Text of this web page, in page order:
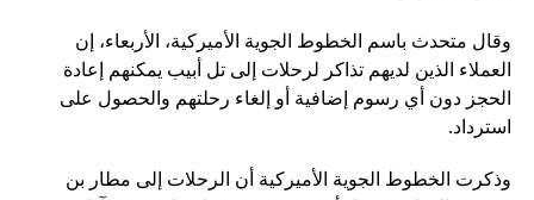
وقال متحدث باسم الخطوط الجوية الأميركية، الأربعاء، إن
العملاء الذين لديهم تذاكر لرحلات إلى تل أبيب يمكنهم إعادة
الحجز دون أي رسوم إضافية أو إلغاء رحلتهم والحصول على
استرداد.
وذكرت الخطوط الجوية الأميركية أن الرحلات إلى مطار بن